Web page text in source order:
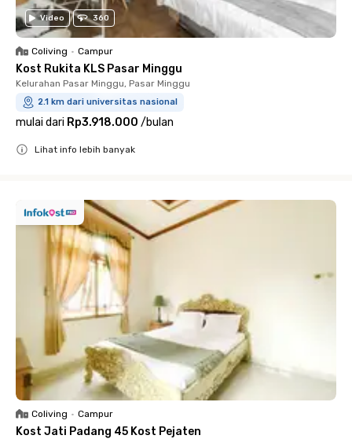
Video 360
Coliving • Campur
Kost Rukita KLS Pasar Minggu
Kelurahan Pasar Minggu, Pasar Minggu
2.1 km dari universitas nasional
mulai dari Rp3.918.000 /bulan
Lihat info lebih banyak
Coliving • Campur
Kost Jati Padang 45 Kost Pejaten